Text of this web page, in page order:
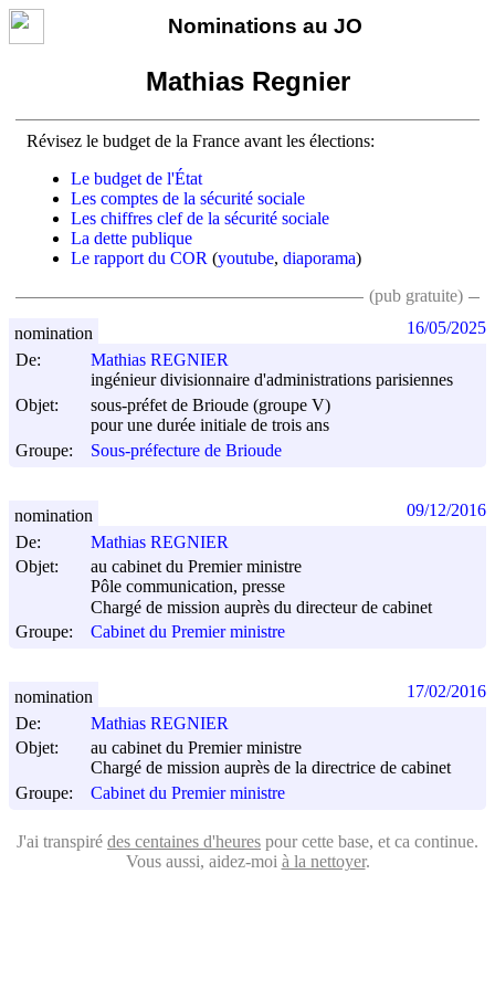
Nominations au JO
Mathias Regnier
Révisez le budget de la France avant les élections:
Le budget de l'État
Les comptes de la sécurité sociale
Les chiffres clef de la sécurité sociale
La dette publique
Le rapport du COR (youtube, diaporama)
(pub gratuite)
De:
Mathias REGNIER
ingénieur divisionnaire d'administrations parisiennes
Objet:
sous-préfet de Brioude (groupe V)
pour une durée initiale de trois ans
Groupe:
Sous-préfecture de Brioude
nomination 16/05/2025
De:
Mathias REGNIER
Objet:
au cabinet du Premier ministre
Pôle communication, presse
Chargé de mission auprès du directeur de cabinet
Groupe:
Cabinet du Premier ministre
nomination 09/12/2016
De:
Mathias REGNIER
Objet:
au cabinet du Premier ministre
Chargé de mission auprès de la directrice de cabinet
Groupe:
Cabinet du Premier ministre
nomination 17/02/2016
J'ai transpiré des centaines d'heures pour cette base, et ca continue.
Vous aussi, aidez-moi à la nettoyer.